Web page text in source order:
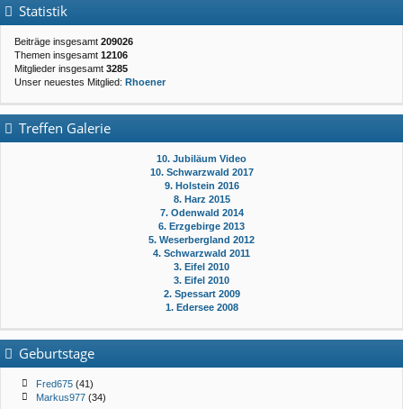
Statistik
Beiträge insgesamt 209026
Themen insgesamt 12106
Mitglieder insgesamt 3285
Unser neuestes Mitglied: Rhoener
Treffen Galerie
10. Jubiläum Video
10. Schwarzwald 2017
9. Holstein 2016
8. Harz 2015
7. Odenwald 2014
6. Erzgebirge 2013
5. Weserbergland 2012
4. Schwarzwald 2011
3. Eifel 2010
3. Eifel 2010
2. Spessart 2009
1. Edersee 2008
Geburtstage
Fred675(41)
Markus977(34)